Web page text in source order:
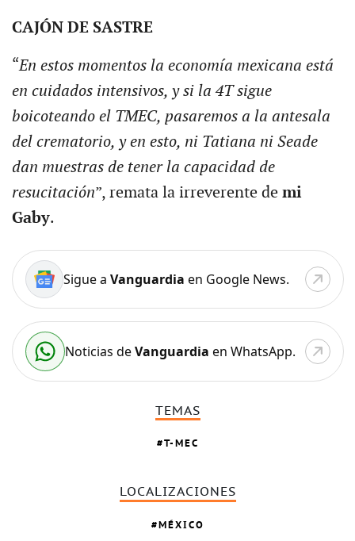
CAJÓN DE SASTRE
“En estos momentos la economía mexicana está
en cuidados intensivos, y si la 4T sigue
boicoteando el TMEC, pasaremos a la antesala
del crematorio, y en esto, ni Tatiana ni Seade
dan muestras de tener la capacidad de
resucitación”, remata la irreverente de mi
Gaby.
Sigue a Vanguardia en Google News.
Noticias deVanguardia en WhatsApp.
TEMAS
T-MEC
LOCALIZACIONES
MÉXICO